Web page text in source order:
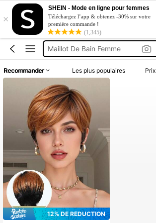
×
SHEIN - Mode en ligne pour femmes
Téléchargez l’app & obtenez -30% sur votre
première commande !
(1,345)
Short Jeans Femme
Squishy
Maillot De Bain Femme
Short Jeans Femme
Squishy
Recommander Les plus populaires Prix
12% DE RÉDUCTION